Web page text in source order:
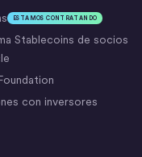
ESTAMOS CONTRATANDO
Stablecoins de socios
con inversores